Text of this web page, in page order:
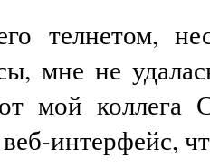
телнетом,
мне не
мой коллега
интерфейс,